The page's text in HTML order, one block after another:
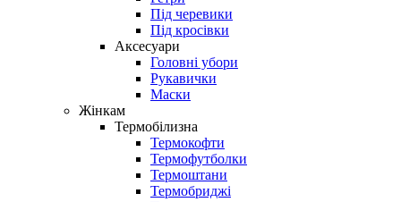
Під черевики
Під кросівки
Аксесуари
Головні убори
Рукавички
Маски
Жінкам
Термобілизна
Термокофти
Термофутболки
Термоштани
Термобриджі